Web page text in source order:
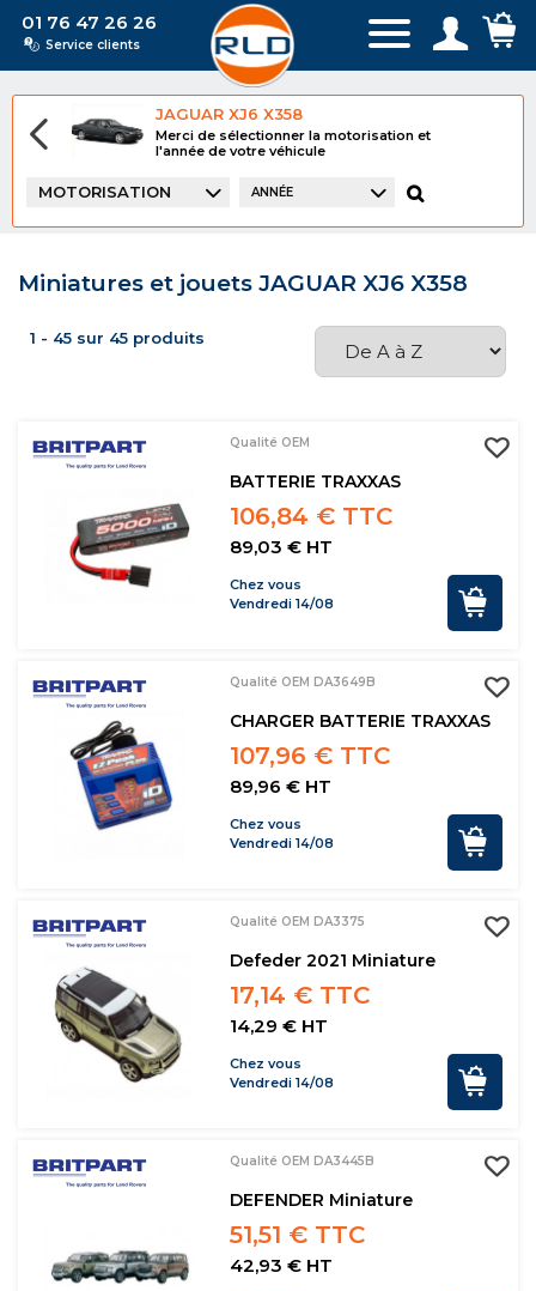
01 76 47 26 26
Service clients
JAGUAR XJ6 X358
Merci de sélectionner la motorisation et
l'année de votre véhicule
MOTORISATION ANNÉE
Miniatures et jouets JAGUAR XJ6 X358
1 - 45 sur 45 produits
Qualité OEM
BATTERIE TRAXXAS
106,84 € TTC
89,03 € HT
Chez vous
Vendredi 14/08
Qualité OEM DA3649B
CHARGER BATTERIE TRAXXAS
107,96 € TTC
89,96 € HT
Chez vous
Vendredi 14/08
Qualité OEM DA3375
Defeder 2021 Miniature
17,14 € TTC
14,29 € HT
Chez vous
Vendredi 14/08
Qualité OEM DA3445B
DEFENDER Miniature
51,51 € TTC
42,93 € HT